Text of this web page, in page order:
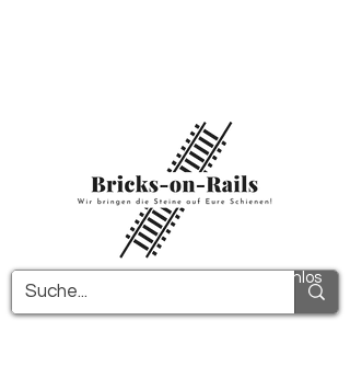
Alle PDF-Anleitungen werden kostenlos